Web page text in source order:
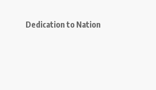
Dedication to Nation